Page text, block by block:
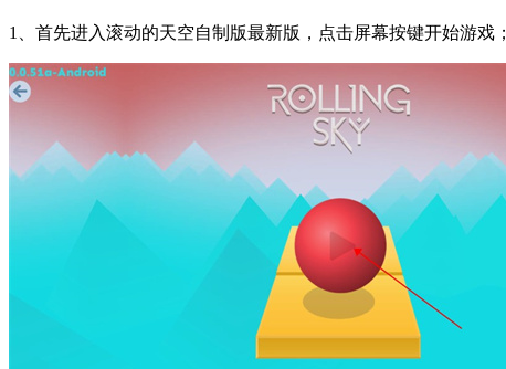
1、首先进入滚动的天空自制版最新版，点击屏幕按键开始游戏；